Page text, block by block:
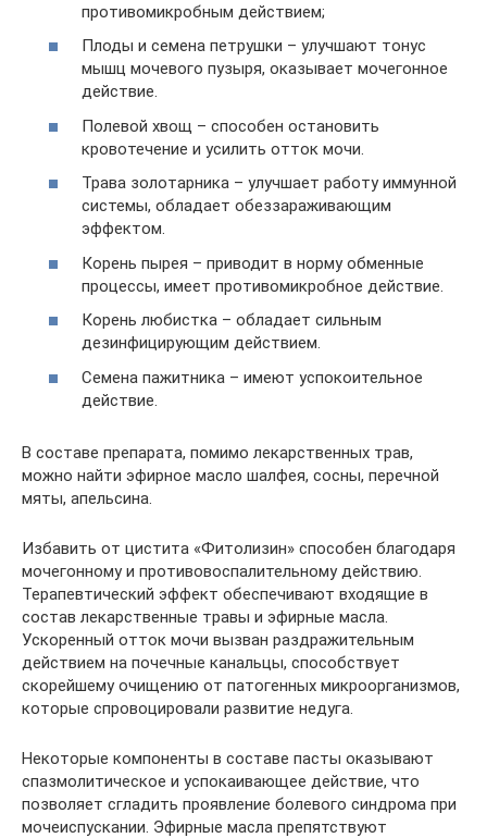
противомикробным действием;
Плоды и семена петрушки – улучшают тонус
мышц мочевого пузыря, оказывает мочегонное
действие.
Полевой хвощ – способен остановить
кровотечение и усилить отток мочи.
Трава золотарника – улучшает работу иммунной
системы, обладает обеззараживающим
эффектом.
Корень пырея – приводит в норму обменные
процессы, имеет противомикробное действие.
Корень любистка – обладает сильным
дезинфицирующим действием.
Семена пажитника – имеют успокоительное
действие.
В составе препарата, помимо лекарственных трав,
можно найти эфирное масло шалфея, сосны, перечной
мяты, апельсина.
Избавить от цистита «Фитолизин» способен благодаря
мочегонному и противовоспалительному действию.
Терапевтический эффект обеспечивают входящие в
состав лекарственные травы и эфирные масла.
Ускоренный отток мочи вызван раздражительным
действием на почечные канальцы, способствует
скорейшему очищению от патогенных микроорганизмов,
которые спровоцировали развитие недуга.
Некоторые компоненты в составе пасты оказывают
спазмолитическое и успокаивающее действие, что
позволяет сгладить проявление болевого синдрома при
мочеиспускании. Эфирные масла препятствуют